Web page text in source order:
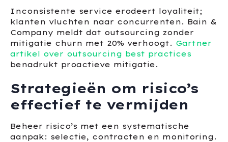
Inconsistente service erodeert loyaliteit;
klanten vluchten naar concurrenten. Bain &
Company meldt dat outsourcing zonder
mitigatie churn met 20% verhoogt. Gartner
artikel over outsourcing best practices
benadrukt proactieve mitigatie.
Strategieën om risico’s
effectief te vermijden
Beheer risico’s met een systematische
aanpak: selectie, contracten en monitoring.